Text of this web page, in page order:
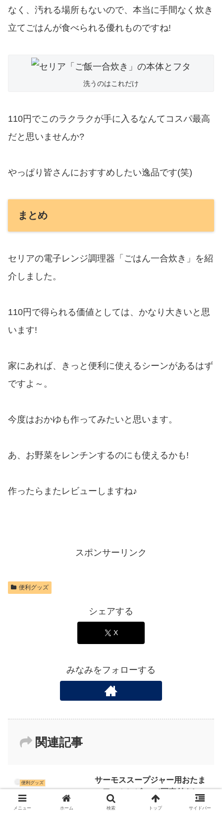
なく、汚れる場所もないので、本当に手間なく炊き
立てごはんが食べられる優れものですね!
洗うのはこれだけ
110円でこのラクラクが手に入るなんてコスパ最高
だと思いませんか?
やっぱり皆さんにおすすめしたい逸品です(笑)
まとめ
セリアの電子レンジ調理器「ごはん一合炊き」を紹
介しました。
110円で得られる価値としては、かなり大きいと思
います!
家にあれば、きっと便利に使えるシーンがあるはず
ですよ～。
今度はおかゆも作ってみたいと思います。
あ、お野菜をレンチンするのにも使えるかも!
作ったらまたレビューしますね♪
スポンサーリンク
便利グッズ
シェアする
X
みなみをフォローする
関連記事
便利グッズ
サーモススープジャー用おたま
の口コミレビュー!写真付き!
メニュー ホーム 検索 トップ サイドバー